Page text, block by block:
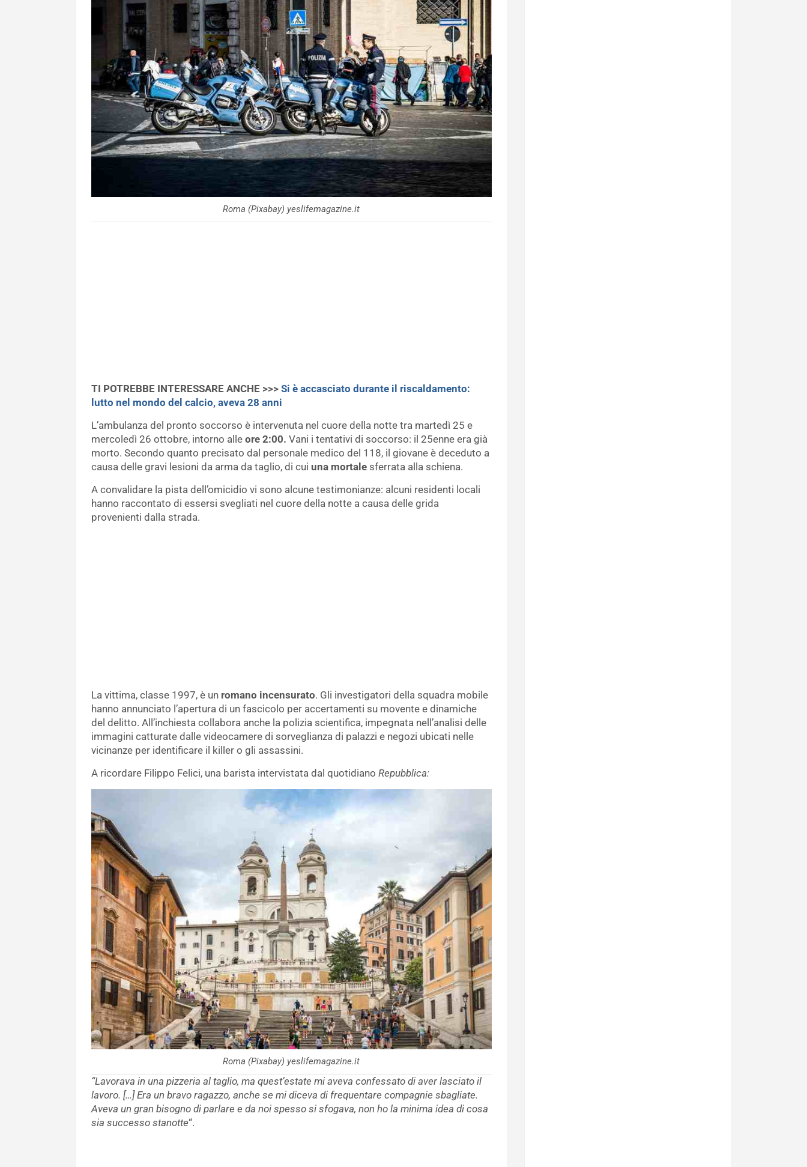
Roma (Pixabay) yeslifemagazine.it
TI POTREBBE INTERESSARE ANCHE >>> Si è accasciato durante il riscaldamento:
lutto nel mondo del calcio, aveva 28 anni
L’ambulanza del pronto soccorso è intervenuta nel cuore della notte tra martedì 25 e
mercoledì 26 ottobre, intorno alle ore 2:00. Vani i tentativi di soccorso: il 25enne era già
morto. Secondo quanto precisato dal personale medico del 118, il giovane è deceduto a
causa delle gravi lesioni da arma da taglio, di cui una mortale sferrata alla schiena.
A convalidare la pista dell’omicidio vi sono alcune testimonianze: alcuni residenti locali
hanno raccontato di essersi svegliati nel cuore della notte a causa delle grida
provenienti dalla strada.
La vittima, classe 1997, è un romano incensurato. Gli investigatori della squadra mobile
hanno annunciato l’apertura di un fascicolo per accertamenti su movente e dinamiche
del delitto. All’inchiesta collabora anche la polizia scientifica, impegnata nell’analisi delle
immagini catturate dalle videocamere di sorveglianza di palazzi e negozi ubicati nelle
vicinanze per identificare il killer o gli assassini.
A ricordare Filippo Felici, una barista intervistata dal quotidiano Repubblica:
Roma (Pixabay) yeslifemagazine.it
“Lavorava in una pizzeria al taglio, ma quest’estate mi aveva confessato di aver lasciato il
lavoro. […] Era un bravo ragazzo, anche se mi diceva di frequentare compagnie sbagliate.
Aveva un gran bisogno di parlare e da noi spesso si sfogava, non ho la minima idea di cosa
sia successo stanotte“.